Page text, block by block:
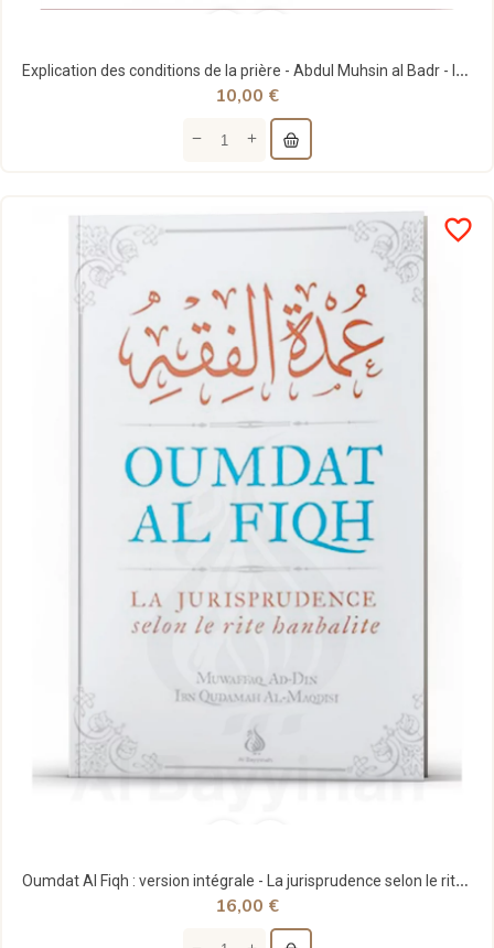
Explication des conditions de la prière - Abdul Muhsin al Badr - Imam Malik éditions
10,00 €
favorite_border
Oumdat Al Fiqh : version intégrale - La jurisprudence selon le rite hanbalite - Ibn Qudamah...
16,00 €